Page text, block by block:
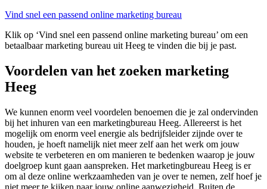
Vind snel een passend online marketing bureau
Klik op ‘Vind snel een passend online marketing bureau’ om een
betaalbaar marketing bureau uit Heeg te vinden die bij je past.
Voordelen van het zoeken marketing
Heeg
We kunnen enorm veel voordelen benoemen die je zal ondervinden
bij het inhuren van een marketingbureau Heeg. Allereerst is het
mogelijk om enorm veel energie als bedrijfsleider zijnde over te
houden, je hoeft namelijk niet meer zelf aan het werk om jouw
website te verbeteren en om manieren te bedenken waarop je jouw
doelgroep kunt gaan aanspreken. Het marketingbureau Heeg is er
om al deze online werkzaamheden van je over te nemen, zelf hoef je
niet meer te kijken naar jouw online aanwezigheid. Buiten de